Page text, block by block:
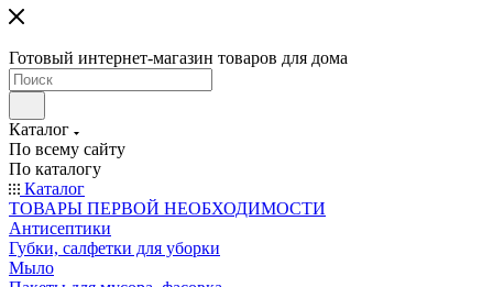
Готовый интернет-магазин товаров для дома
Каталог
По всему сайту
По каталогу
Каталог
ТОВАРЫ ПЕРВОЙ НЕОБХОДИМОСТИ
Антисептики
Губки, салфетки для уборки
Мыло